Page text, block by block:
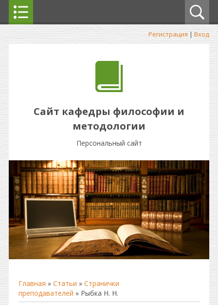
Регистрация | Вход
Сайт кафедры философии и
методологии
Персональный сайт
Главная » Статьи » Странички
преподавателей » Рыбка Н. Н.